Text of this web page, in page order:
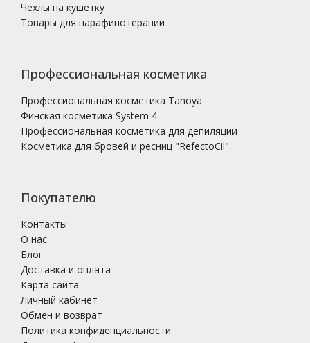
Чехлы на кушетку
Товары для парафинотерапии
Профессиональная косметика
Профессиональная косметика Tanoya
Финская косметика System 4
Профессиональная косметика для депиляции
Косметика для бровей и ресниц "RefectoCil"
Покупателю
Контакты
О нас
Блог
Доставка и оплата
Карта сайта
Личный кабинет
Обмен и возврат
Политика конфиденциальности